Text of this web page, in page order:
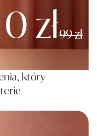
0 zł99 zł
który